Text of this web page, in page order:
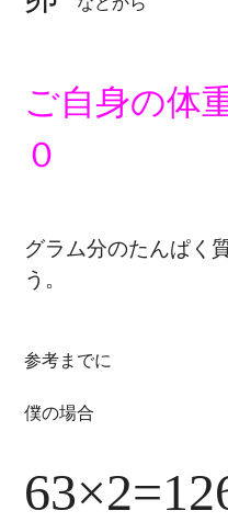
ご自身の体
０
グラム分のたんぱく
う。
参考までに
僕の場合